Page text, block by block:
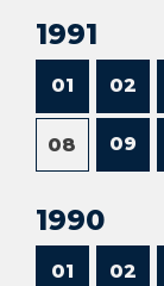
1991
01 02
08 09
1990
01 02